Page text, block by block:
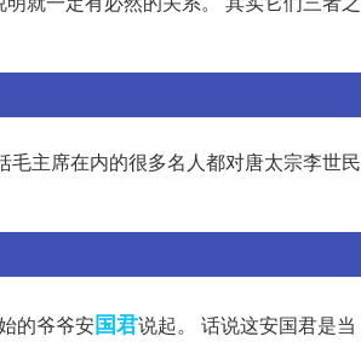
主席在内的很多名人都对唐太宗李世民
的爷爷安国君说起。 话说这安国君是当